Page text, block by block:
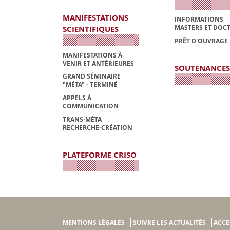
MANIFESTATIONS
SCIENTIFIQUES
MANIFESTATIONS À
VENIR ET ANTÉRIEURES
GRAND SÉMINAIRE
"MÉTA" - TERMINÉ
APPELS À
COMMUNICATION
TRANS-MÉTA
RECHERCHE-CRÉATION
PLATEFORME CRISO
INFORMATIONS
MASTERS ET
PRÊT D'OUVRAGE
SOUTENANCES
MENTIONS LÉGALES SUIVRE LES ACTUALITÉS